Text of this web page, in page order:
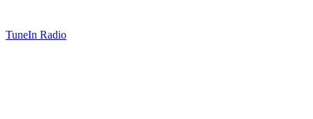
TuneIn Radio